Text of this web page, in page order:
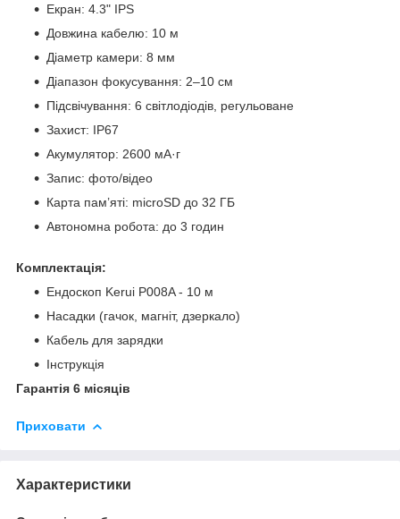
Екран: 4.3" IPS
Довжина кабелю: 10 м
Діаметр камери: 8 мм
Діапазон фокусування: 2–10 см
Підсвічування: 6 світлодіодів, регульоване
Захист: IP67
Акумулятор: 2600 мА·г
Запис: фото/відео
Карта пам’яті: microSD до 32 ГБ
Автономна робота: до 3 годин
Комплектація:
Ендоскоп Kerui P008A - 10 м
Насадки (гачок, магніт, дзеркало)
Кабель для зарядки
Інструкція
Гарантія 6 місяців
Приховати
Характеристики